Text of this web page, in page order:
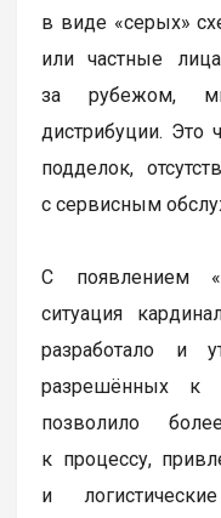
в виде «серых»
или частные
за рубежом,
дистрибуции. Это
подделок,
с сервисным
С появлением
ситуация
разработало и
разрешённых к
позволило
к процессу,
и